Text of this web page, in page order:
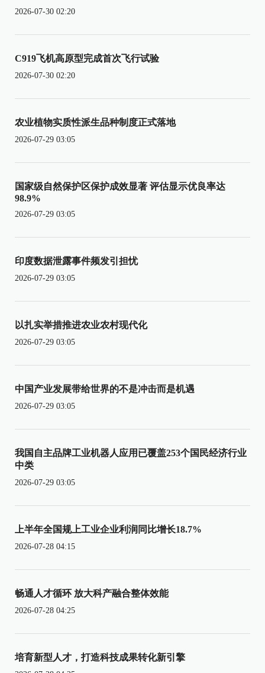
2026-07-30 02:20
C919飞机高原型完成首次飞行试验
2026-07-30 02:20
农业植物实质性派生品种制度正式落地
2026-07-29 03:05
国家级自然保护区保护成效显著 评估显示优良率达
98.9%
2026-07-29 03:05
印度数据泄露事件频发引担忧
2026-07-29 03:05
以扎实举措推进农业农村现代化
2026-07-29 03:05
中国产业发展带给世界的不是冲击而是机遇
2026-07-29 03:05
我国自主品牌工业机器人应用已覆盖253个国民经济行业
中类
2026-07-29 03:05
上半年全国规上工业企业利润同比增长18.7%
2026-07-28 04:15
畅通人才循环 放大科产融合整体效能
2026-07-28 04:25
培育新型人才，打造科技成果转化新引擎